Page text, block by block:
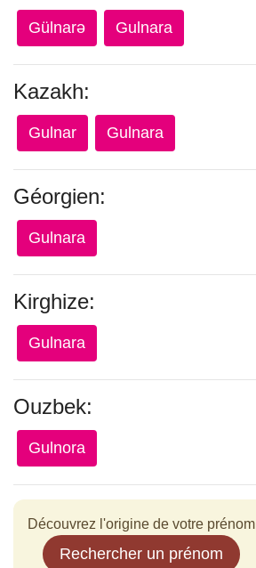
Gülnarə Gulnara
Kazakh:
Gulnar Gulnara
Géorgien:
Gulnara
Kirghize:
Gulnara
Ouzbek:
Gulnora
Découvrez l'origine de votre prénom
Rechercher un prénom